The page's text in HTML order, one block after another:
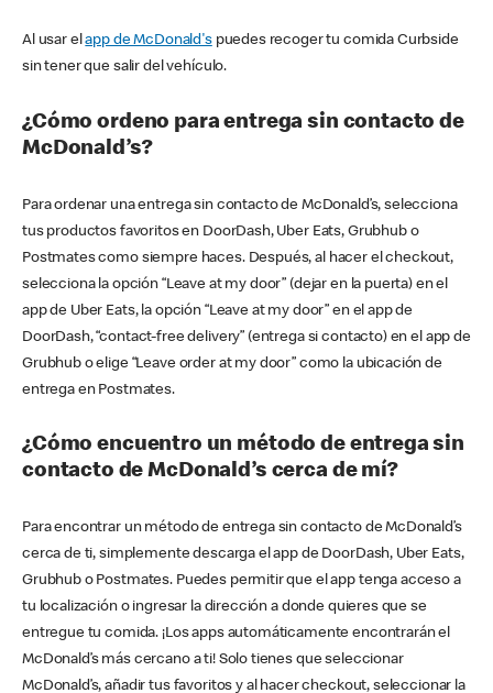
Al usar elapp de McDonald'spuedes recoger tu comida Curbside
sin tener que salir del vehículo.
¿Cómo ordeno para entrega sin contacto de
McDonald’s?
Para ordenar una entrega sin contacto de McDonald’s, selecciona
tus productos favoritos en DoorDash, Uber Eats, Grubhub o
Postmates como siempre haces. Después, al hacer el checkout,
selecciona la opción “Leave at my door” (dejar en la puerta) en el
app de Uber Eats, la opción “Leave at my door” en el app de
DoorDash, “contact-free delivery” (entrega si contacto) en el app de
Grubhub o elige “Leave order at my door” como la ubicación de
entrega en Postmates.
¿Cómo encuentro un método de entrega sin
contacto de McDonald’s cerca de mí?
Para encontrar un método de entrega sin contacto de McDonald’s
cerca de ti, simplemente descarga el app de DoorDash, Uber Eats,
Grubhub o Postmates. Puedes permitir que el app tenga acceso a
tu localización o ingresar la dirección a donde quieres que se
entregue tu comida. ¡Los apps automáticamente encontrarán el
McDonald’s más cercano a ti! Solo tienes que seleccionar
McDonald’s, añadir tus favoritos y al hacer checkout, seleccionar la